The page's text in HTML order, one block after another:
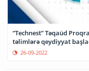
“Technest” Təqaüd
təlimlərə qeydiyyat
26-09-2022